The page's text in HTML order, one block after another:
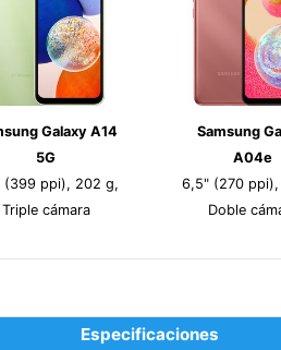
Galaxy A14
5G
(399 ppi), 202 g,
Triple cámara
Samsung
A04e
6,5" (270 ppi),
Doble
Especificaciones